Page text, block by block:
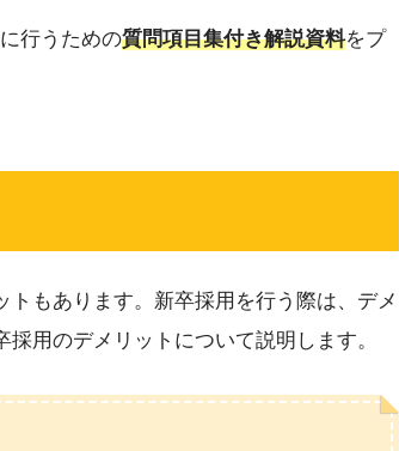
行うための質問項目集付き解説資料をプ
もあります。新卒採用を行う際は、デメ
用のデメリットについて説明します。